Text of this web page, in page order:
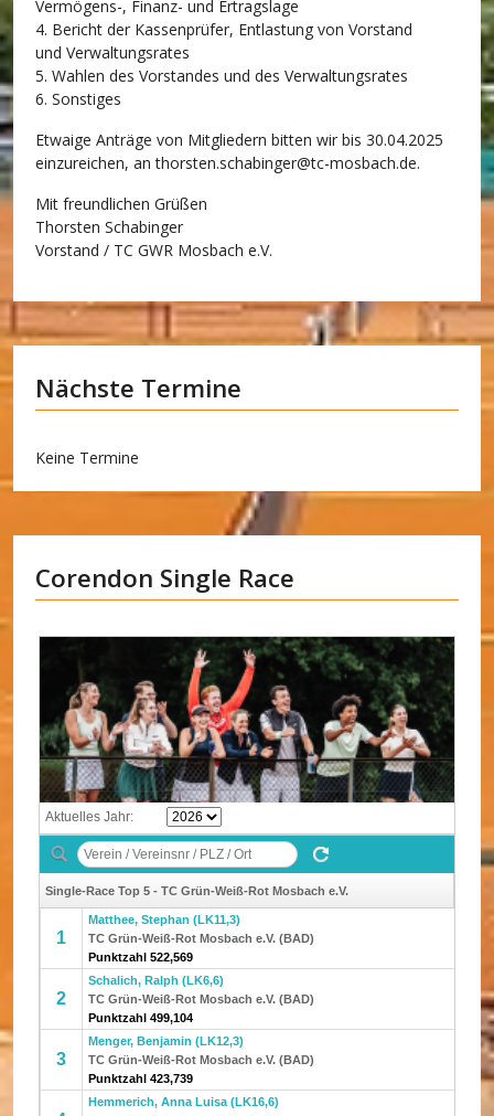
Vermögens-, Finanz- und Ertragslage
4. Bericht der Kassenprüfer, Entlastung von Vorstand
und Verwaltungsrates
5. Wahlen des Vorstandes und des Verwaltungsrates
6. Sonstiges
Etwaige Anträge von Mitgliedern bitten wir bis 30.04.2025
einzureichen, anthorsten.schabinger@tc-mosbach.de.
Mit freundlichen Grüßen
Thorsten Schabinger
Vorstand / TC GWR Mosbach e.V.
Nächste Termine
Keine Termine
Corendon Single Race